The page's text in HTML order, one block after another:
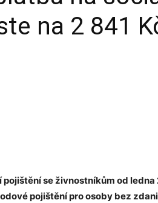
na 2 841
se živnostníkům od ledna
pojištění pro osoby bez